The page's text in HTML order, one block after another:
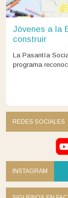
Jóvenes a la
construir
La Pasantía
programa
REDES SOCIALES
INSTAGRAM